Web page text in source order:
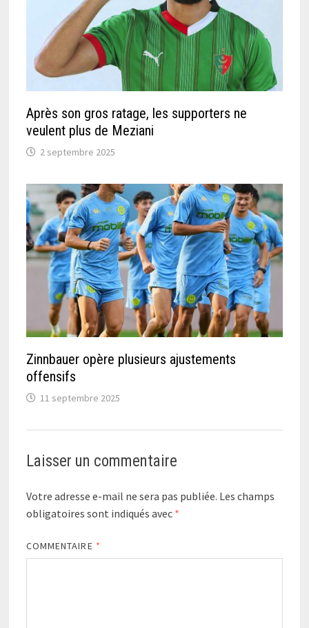
Après son gros ratage, les supporters ne
veulent plus de Meziani
2 septembre 2025
Zinnbauer opère plusieurs ajustements
offensifs
11 septembre 2025
Laisser un commentaire
Votre adresse e-mail ne sera pas publiée. Les champs
obligatoires sont indiqués avec *
COMMENTAIRE *